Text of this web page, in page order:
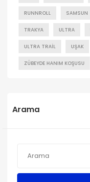
RUNNROLL SAMSUN
TRAKYA ULTRA
ULTRA TRAIL UŞAK
ZÜBEYDE HANIM KOŞUSU
Arama